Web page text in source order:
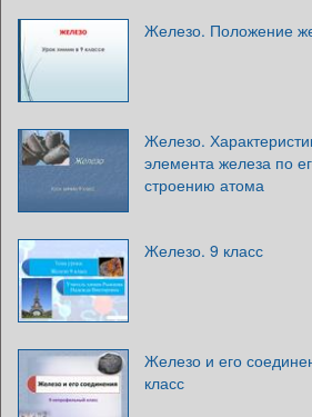
Железо. Положение
Железо.
элемента железа по
строению атома
Железо. 9 класс
Железо и его
класс